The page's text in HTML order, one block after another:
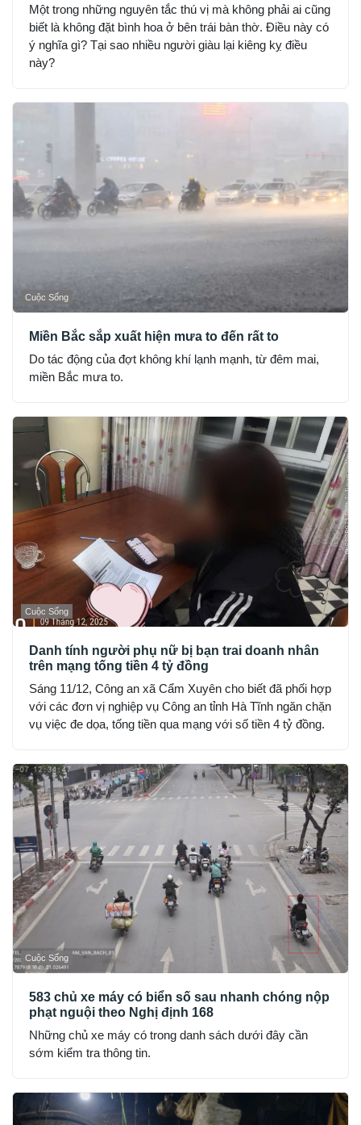
Một trong những nguyên tắc thú vị mà không phải ai cũng
biết là không đặt bình hoa ở bên trái bàn thờ. Điều này có
ý nghĩa gì? Tại sao nhiều người giàu lại kiêng kỵ điều
này?
Cuộc Sống
Miền Bắc sắp xuất hiện mưa to đến rất to
Do tác động của đợt không khí lạnh mạnh, từ đêm mai,
miền Bắc mưa to.
Cuộc Sống
Danh tính người phụ nữ bị bạn trai doanh nhân
trên mạng tống tiền 4 tỷ đồng
Sáng 11/12, Công an xã Cẩm Xuyên cho biết đã phối hợp
với các đơn vị nghiệp vụ Công an tỉnh Hà Tĩnh ngăn chặn
vụ việc đe dọa, tống tiền qua mạng với số tiền 4 tỷ đồng.
Cuộc Sống
583 chủ xe máy có biển số sau nhanh chóng nộp
phạt nguội theo Nghị định 168
Những chủ xe máy có trong danh sách dưới đây cần
sớm kiểm tra thông tin.